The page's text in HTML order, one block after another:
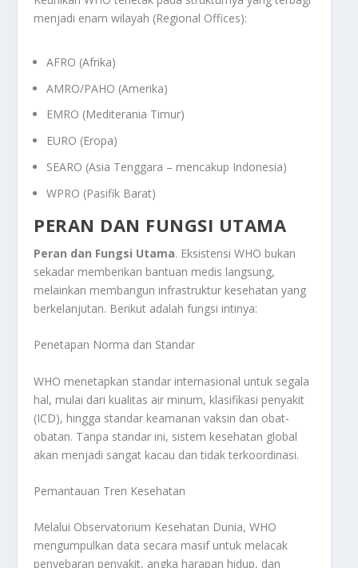
menjadi enam wilayah (Regional Offices):
AFRO (Afrika)
AMRO/PAHO (Amerika)
EMRO (Mediterania Timur)
EURO (Eropa)
SEARO (Asia Tenggara – mencakup Indonesia)
WPRO (Pasifik Barat)
PERAN DAN FUNGSI UTAMA
Peran dan Fungsi Utama. Eksistensi WHO bukan
sekadar memberikan bantuan medis langsung,
melainkan membangun infrastruktur kesehatan yang
berkelanjutan. Berikut adalah fungsi intinya:
Penetapan Norma dan Standar
WHO menetapkan standar internasional untuk segala
hal, mulai dari kualitas air minum, klasifikasi penyakit
(ICD), hingga standar keamanan vaksin dan obat-
obatan. Tanpa standar ini, sistem kesehatan global
akan menjadi sangat kacau dan tidak terkoordinasi.
Pemantauan Tren Kesehatan
Melalui Observatorium Kesehatan Dunia, WHO
mengumpulkan data secara masif untuk melacak
penyebaran penyakit, angka harapan hidup, dan